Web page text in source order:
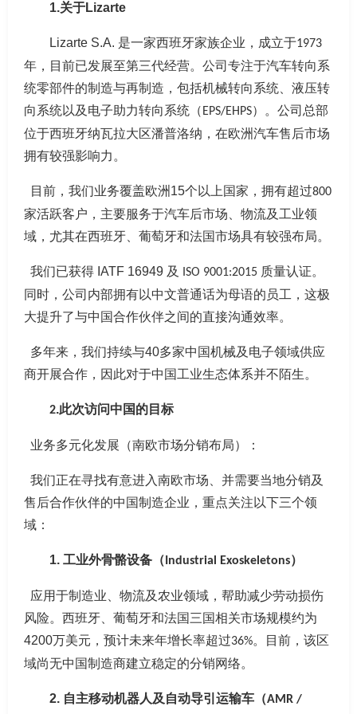
1.关于Lizarte
Lizarte S.A. 是一家西班牙家族企业，成立于1973
年，目前已发展至第三代经营。公司专注于汽车转向系
统零部件的制造与再制造，包括机械转向系统、液压转
向系统以及电子助力转向系统（ EPS/EHPS）。公司总部
位于西班牙纳瓦拉大区潘普洛纳，在欧洲汽车售后市场
拥有较强影响力。
目前，我们业务覆盖欧洲 15个以上国家，拥有超过800
家活跃客户，主要服务于汽车后市场、物流及工业领
域，尤其在西班牙、葡萄牙和法国市场具有较强布局。
我们已获得 IATF 16949 及 ISO 9001:2015 质量认证。
同时，公司内部拥有以中文普通话为母语的员工，这极
大提升了与中国合作伙伴之间的直接沟通效率。
多年来，我们持续与40多家中国机械及电子领域供应
商开展合作，因此对于中国工业生态体系并不陌生。
2.此次访问中国的目标
业务多元化发展（南欧市场分销布局） ：
我们正在寻找有意进入南欧市场、并需要当地分销及
售后合作伙伴的中国制造企业，重点关注以下三个领
域：
1. 工业外骨骼设备（ Industrial Exoskeletons）
应用于制造业、物流及农业领域，帮助减少劳动损伤
风险。西班牙、葡萄牙和法国三国相关市场规模约为
4200万美元，预计未来年增长率超过36%。目前，该区
域尚无中国制造商建立稳定的分销网络。
2. 自主移动机器人及自动导引运输车（AMR /